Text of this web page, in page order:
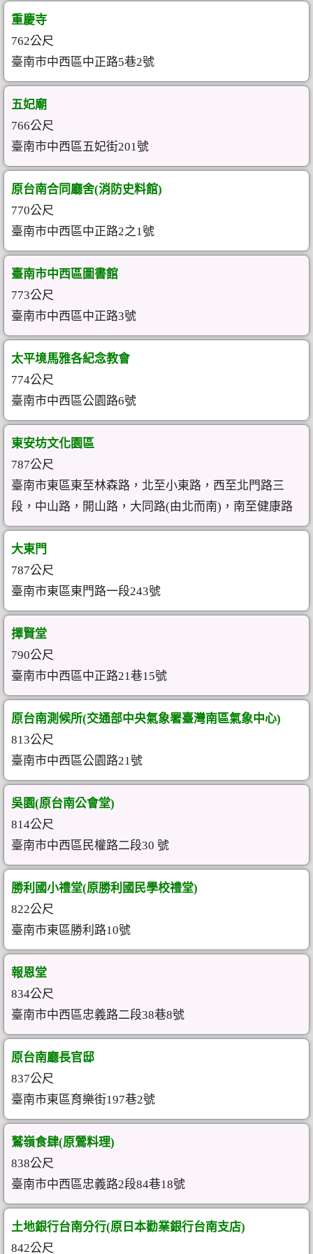
重慶寺
762公尺
臺南市中西區中正路5巷2號
五妃廟
766公尺
臺南市中西區五妃街201號
原台南合同廳舍(消防史料館)
770公尺
臺南市中西區中正路2之1號
臺南市中西區圖書館
773公尺
臺南市中西區中正路3號
太平境馬雅各紀念教會
774公尺
臺南市中西區公園路6號
東安坊文化園區
787公尺
臺南市東區東至林森路，北至小東路，西至北門路三
段，中山路，開山路，大同路(由北而南)，南至健康路
大東門
787公尺
臺南市東區東門路一段243號
擇賢堂
790公尺
臺南市中西區中正路21巷15號
原台南測候所(交通部中央氣象署臺灣南區氣象中心)
813公尺
臺南市中西區公園路21號
吳園(原台南公會堂)
814公尺
臺南市中西區民權路二段30 號
勝利國小禮堂(原勝利國民學校禮堂)
822公尺
臺南市東區勝利路10號
報恩堂
834公尺
臺南市中西區忠義路二段38巷8號
原台南廳長官邸
837公尺
臺南市東區育樂街197巷2號
鷲嶺食肆(原鶯料理)
838公尺
臺南市中西區忠義路2段84巷18號
土地銀行台南分行(原日本勸業銀行台南支店)
842公尺